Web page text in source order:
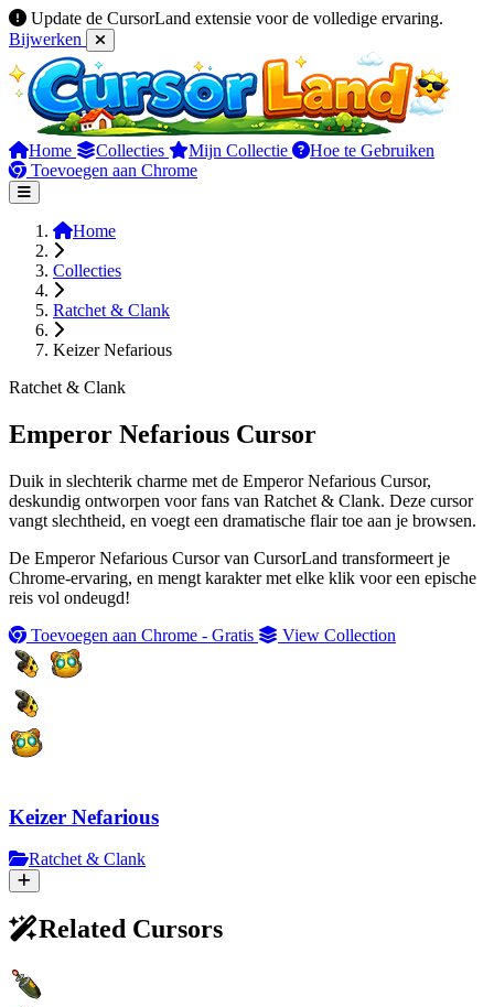
Update de CursorLand extensie voor de volledige ervaring.
Bijwerken
Home Collecties Mijn Collectie
Hoe te Gebruiken
Toevoegen aan Chrome
Home
Collecties
Ratchet & Clank
Keizer Nefarious
Ratchet & Clank
Emperor Nefarious Cursor
Duik in slechterik charme met de Emperor Nefarious Cursor,
deskundig ontworpen voor fans van Ratchet & Clank. Deze cursor
vangt slechtheid, en voegt een dramatische flair toe aan je browsen.
De Emperor Nefarious Cursor van CursorLand transformeert je
Chrome-ervaring, en mengt karakter met elke klik voor een epische
reis vol ondeugd!
Toevoegen aan Chrome - Gratis
View Collection
Keizer Nefarious
Ratchet & Clank
Related Cursors